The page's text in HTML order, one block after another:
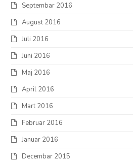
Septembar 2016
August 2016
Juli 2016
Juni 2016
Maj 2016
April 2016
Mart 2016
Februar 2016
Januar 2016
Decembar 2015